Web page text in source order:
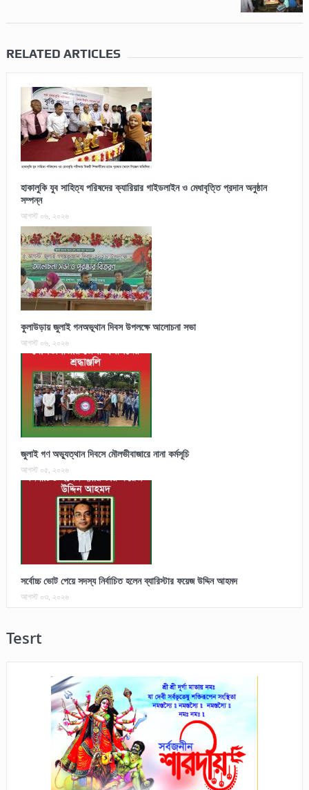
RELATED ARTICLES
হাকালুকি যুব সাহিত্য পরিষদের ক্যারিয়ার গাইডলাইন ও মেধাবৃত্তি প্রদান অনুষ্ঠান
সম্পন্ন
আগস্ট ০৬, ২০২৬
কুলাউড়ায় জুলাই গনঅভূথান দিবস উপলক্ষে আলোচনা সভা
আগস্ট ০৬, ২০২৬
জুলাই গণ অভ্যুত্থান দিবসে মৌলভীবাজারে নানা কর্মসূচি
আগস্ট ০৫, ২০২৬
সর্বোচ্চ ভোট পেয়ে সদস্য নির্বাচিত হলেন ব্যারিস্টার ফয়েজ উদ্দিন আহমদ
আগস্ট ০৩, ২০২৬
Tesrt